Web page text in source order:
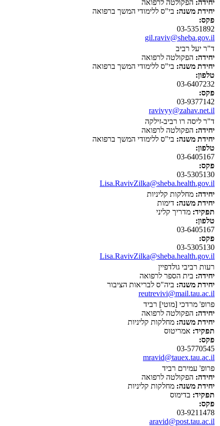
יחידה: הפקולטה לרפואה
יחידת משנה: בי"ס ללימודי המשך ברפואה
פקס:
03-5351892
gil.raviv@sheba.gov.il
ד"ר יעל רביב
יחידה: הפקולטה לרפואה
יחידת משנה: בי"ס ללימודי המשך ברפואה
טלפון:
03-6407232
פקס:
03-9377142
ravivyy@zahav.net.il
ד"ר ליסה רו רביב-זילקה
יחידה: הפקולטה לרפואה
יחידת משנה: בי"ס ללימודי המשך ברפואה
טלפון:
03-6405167
פקס:
03-5305130
Lisa.RavivZilka@sheba.health.gov.il
יחידה: מחלקות קליניות
יחידת משנה: דימות
תפקיד: מדריך קליני
טלפון:
03-6405167
פקס:
03-5305130
Lisa.RavivZilka@sheba.health.gov.il
רעות רביבי גולדפיין
יחידה: בית הספר לרפואה
יחידת משנה: ביה"ס לבריאות הציבור
reutrevivi@mail.tau.ac.il
פרופ' מרדכי [מוטי] רביד
יחידה: הפקולטה לרפואה
יחידת משנה: מחלקות קליניות
תפקיד: אמריטוס
פקס:
03-5770545
mravid@tauex.tau.ac.il
פרופ' עמירם רביד
יחידה: הפקולטה לרפואה
יחידת משנה: מחלקות קליניות
תפקיד: בדימוס
פקס:
03-9211478
aravid@post.tau.ac.il